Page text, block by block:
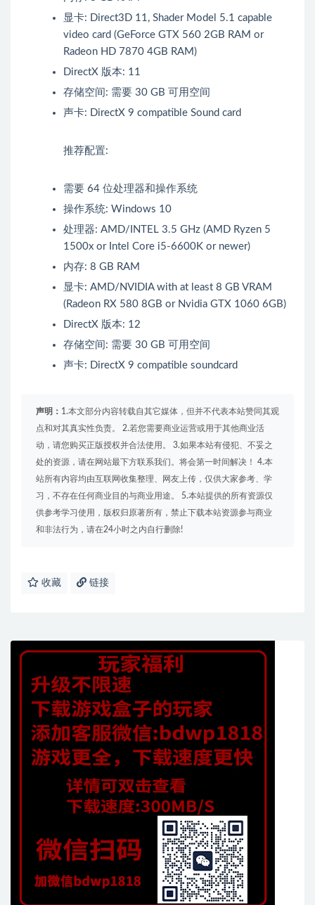
显卡: Direct3D 11, Shader Model 5.1 capable
video card (GeForce GTX 560 2GB RAM or
Radeon HD 7870 4GB RAM)
DirectX 版本: 11
存储空间: 需要 30 GB 可用空间
声卡: DirectX 9 compatible Sound card
推荐配置:
需要 64 位处理器和操作系统
操作系统: Windows 10
处理器: AMD/INTEL 3.5 GHz (AMD Ryzen 5
1500x or Intel Core i5-6600K or newer)
内存: 8 GB RAM
显卡: AMD/NVIDIA with at least 8 GB VRAM
(Radeon RX 580 8GB or Nvidia GTX 1060 6GB)
DirectX 版本: 12
存储空间: 需要 30 GB 可用空间
声卡: DirectX 9 compatible soundcard
声明： 1.本文部分内容转载自其它媒体，但并不代表本站赞同其观
点和对其真实性负责。 2.若您需要商业运营或用于其他商业活
动，请您购买正版授权并合法使用。 3.如果本站有侵犯、不妥之
处的资源，请在网站最下方联系我们。将会第一时间解决！ 4.本
站所有内容均由互联网收集整理、网友上传，仅供大家参考、学
习，不存在任何商业目的与商业用途。 5.本站提供的所有资源仅
供参考学习使用，版权归原著所有，禁止下载本站资源参与商业
和非法行为，请在24小时之内自行删除!
收藏 链接